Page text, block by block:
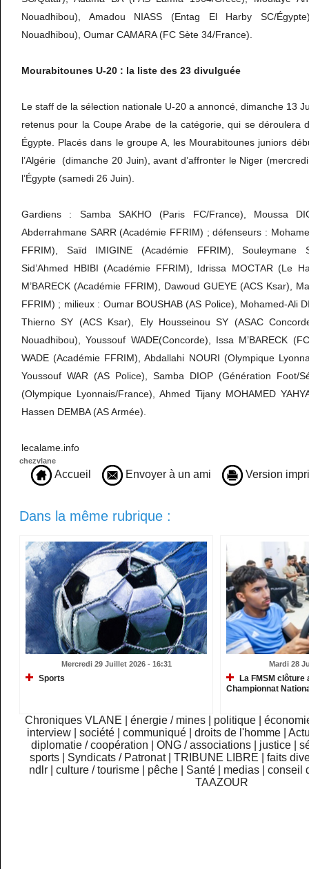
Nouadhibou), Amadou NIASS (Entag El Harby SC/
Nouadhibou), Oumar CAMARA (FC Sète 34/France).
Mourabitounes U-20 : la liste des 23 divulguée
Le staff de la sélection nationale U-20 a annoncé, dimanche 13
retenus pour la Coupe Arabe de la catégorie, qui se déroulera
Égypte. Placés dans le groupe A, les Mourabitounes juniors
l’Algérie (dimanche 20 Juin), avant d’affronter le Niger
l’Égypte (samedi 26 Juin).
Gardiens : Samba SAKHO (Paris FC/France), Moussa
Abderrahmane SARR (Académie FFRIM) ; défenseurs :
FFRIM), Saïd IMIGINE (Académie FFRIM), Souleymane
Sid’Ahmed HBIBI (Académie FFRIM), Idrissa MOCTAR (Le
M’BARECK (Académie FFRIM), Dawoud GUEYE (ACS Ksar),
FFRIM) ; milieux : Oumar BOUSHAB (AS Police), Mohamed-Ali
Thierno SY (ACS Ksar), Ely Housseinou SY (ASAC
Nouadhibou), Youssouf WADE(Concorde), Issa M’BARECK
WADE (Académie FFRIM), Abdallahi NOURI (Olympique
Youssouf WAR (AS Police), Samba DIOP (Génération Foot/
(Olympique Lyonnais/France), Ahmed Tijany MOHAMED
Hassen DEMBA (AS Armée).
lecalame.info
chezvlane
Accueil Envoyer à un ami Version
Dans la même rubrique :
Mercredi 29 Juillet 2026 - 16:31
Sports
Mardi 28
La FMSM
Championnat
Chroniques VLANE énergie / mines politique
interview
|société |communiqué |droits de l'homme |
diplomatie / coopération
ONG / associations justice
sports
Syndicats / Patronat TRIBUNE LIBRE
faits
ndlr
|culture / tourisme pêche Santé medias |conseil
TAAZOUR